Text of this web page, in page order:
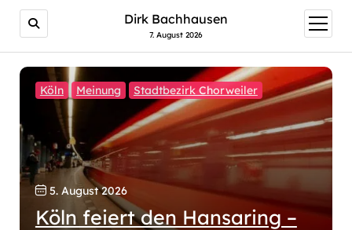
Dirk Bachhausen
7. August 2026
Menü
öffnen
Köln Meinung Stadtbezirk Chorweiler
5. August 2026
Köln feiert den Hansaring –